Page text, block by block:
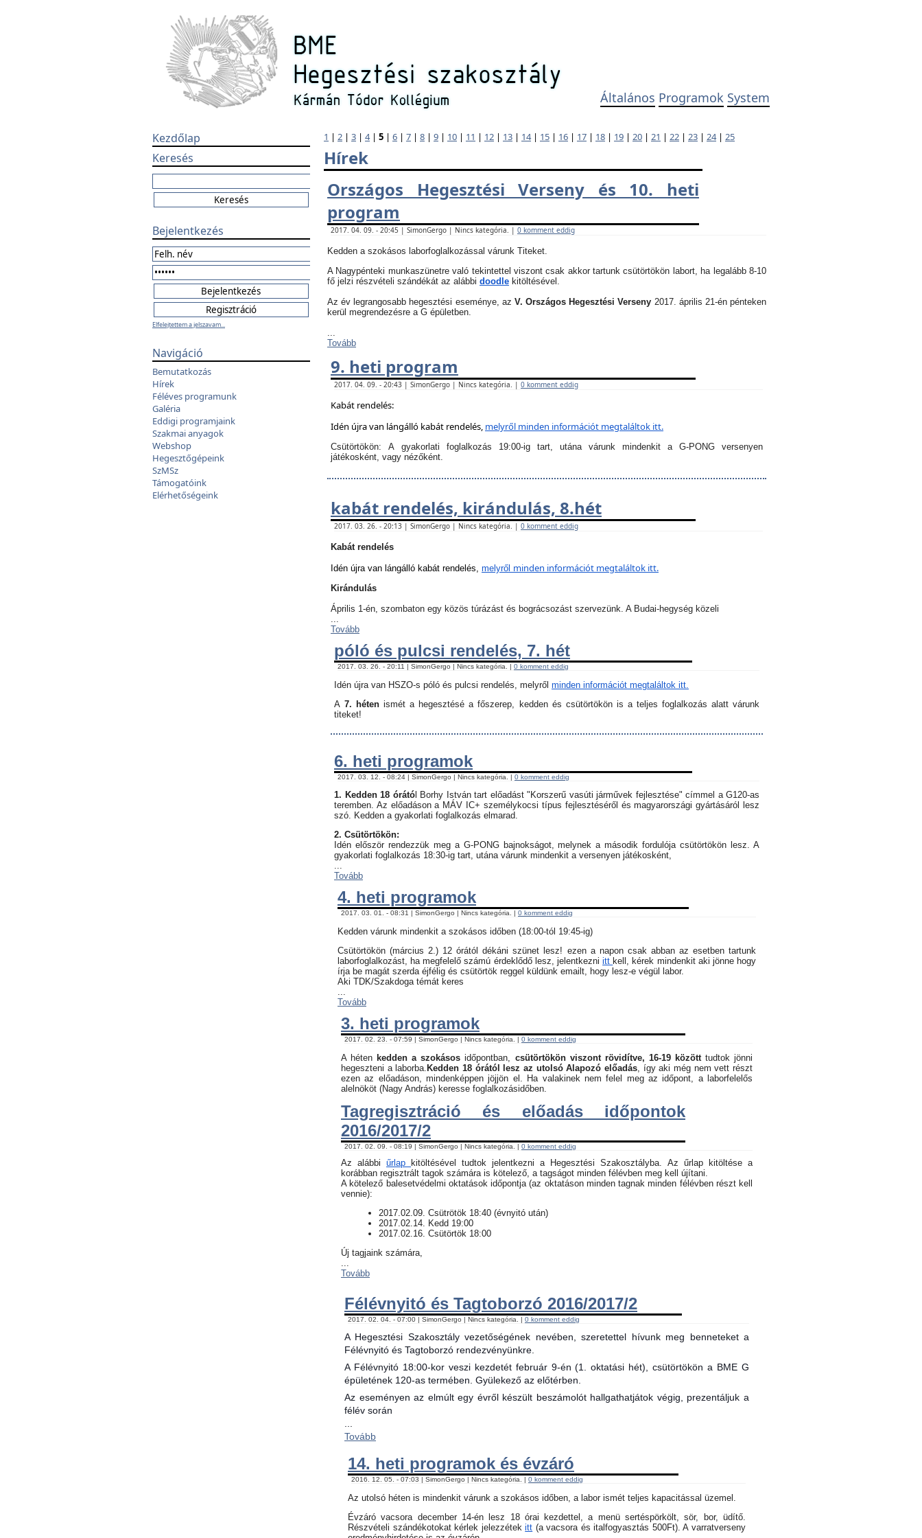
Általános Programok System
Kezdőlap
Keresés
Bejelentkezés
Elfelejtettem a jelszavam...
Navigáció
Bemutatkozás
Hírek
Féléves programunk
Galéria
Eddigi programjaink
Szakmai anyagok
Webshop
Hegesztőgépeink
SzMSz
Támogatóink
Elérhetőségeink
1 | 2 | 3 | 4| 5 | 6 | 7 | 8 | 9 | 10 | 11 | 12 | 13 | 14| 15 | 16 | 17 | 18 | 19 | 20 | 21 | 22 | 23 | 24| 25
Hírek
Országos Hegesztési Verseny és 10. heti
program
2017. 04. 09. - 20:45 | SimonGergo | Nincs kategória. | 0 komment eddig
Kedden a szokásos laborfoglalkozással várunk Titeket.
A Nagypénteki munkaszünetre való tekintettel viszont csak akkor tartunk csütörtökön labort, ha legalább 8-10
fő jelzi részvételi szándékát az alábbi doodle kitöltésével.
Az év legrangosabb hegesztési eseménye, az V. Országos Hegesztési Verseny 2017. április 21-én pénteken
kerül megrendezésre a G épületben.
...
Tovább
9. heti program
2017. 04. 09. - 20:43 | SimonGergo | Nincs kategória. | 0 komment eddig
Kabát rendelés:
Idén újra van lángálló kabát rendelés, melyről minden információt megtaláltok itt.
Csütörtökön: A gyakorlati foglalkozás 19:00-ig tart, utána várunk mindenkit a G-PONG versenyen
játékosként, vagy nézőként.
kabát rendelés, kirándulás, 8.hét
2017. 03. 26. - 20:13 | SimonGergo | Nincs kategória. | 0 komment eddig
Kabát rendelés
Idén újra van lángálló kabát rendelés, melyről minden információt megtaláltok itt.
Kirándulás
Április 1-én, szombaton egy közös túrázást és bográcsozást szervezünk. A Budai-hegység közeli
...
Tovább
póló és pulcsi rendelés, 7. hét
2017. 03. 26. - 20:11 | SimonGergo | Nincs kategória. | 0 komment eddig
Idén újra van HSZO-s póló és pulcsi rendelés, melyről minden információt megtaláltok itt.
A7. hétenismét a hegesztésé a főszerep, kedden és csütörtökön is a teljes foglalkozás alatt várunk
titeket!
6. heti programok
2017. 03. 12. - 08:24 | SimonGergo | Nincs kategória. | 0 komment eddig
1. Kedden 18 órától Borhy István tart előadást "Korszerű vasúti járművek fejlesztése" címmel a G120-as
teremben. Az előadáson a MÁV IC+ személykocsi típus fejlesztéséről és magyarországi gyártásáról lesz
szó. Kedden a gyakorlati foglalkozás elmarad.
2. Csütörtökön:
Idén először rendezzük meg a G-PONG bajnokságot, melynek a második fordulója csütörtökön lesz. A
gyakorlati foglalkozás 18:30-ig tart, utána várunk mindenkit a versenyen játékosként,
...
Tovább
4. heti programok
2017. 03. 01. - 08:31 | SimonGergo | Nincs kategória. | 0 komment eddig
Kedden várunk mindenkit a szokásos időben (18:00-tól 19:45-ig)
Csütörtökön (március 2.) 12 órától dékáni szünet lesz! ezen a napon csak abban az esetben tartunk
laborfoglalkozást, ha megfelelő számú érdeklődő lesz, jelentkezniitt kell, kérek mindenkit aki jönne hogy
írja be magát szerda éjfélig és csütörtök reggel küldünk emailt, hogy lesz-e végül labor.
Aki TDK/Szakdoga témát keres
Tovább
3. heti programok
2017. 02. 23. - 07:59 | SimonGergo | Nincs kategória. | 0 komment eddig
A héten kedden a szokásos időpontban, csütörtökön viszont rövidítve, 16-19 között tudtok jönni
hegeszteni a laborba.Kedden 18 órától lesz az utolsó Alapozó előadás , így aki még nem vett részt
ezen az előadáson, mindenképpen jöjjön el. Ha valakinek nem felel meg az időpont, a laborfelelős
alelnököt (Nagy András) keresse foglalkozásidőben.
Tagregisztráció és előadás időpontok
2016/2017/2
2017. 02. 09. - 08:19 | SimonGergo | Nincs kategória. | 0 komment eddig
Az alábbi űrlap
kitöltésével tudtok jelentkezni a Hegesztési Szakosztályba. Az űrlap kitöltése a
korábban regisztrált tagok számára is kötelező, a tagságot minden félévben meg kell újítani.
​A kötelező balesetvédelmi oktatások időpontja (az oktatáson minden tagnak minden félévben részt kell
vennie):
​2017.02.09. Csütrötök 18:40 (évnyitó után)
2017.02.14. Kedd 19:00
2017.02.16. Csütörtök 18:00
Új tagjaink számára,
...
Tovább
Félévnyitó és Tagtoborzó 2016/2017/2
2017. 02. 04. - 07:00 | SimonGergo | Nincs kategória. | 0 komment eddig
A Hegesztési Szakosztály vezetőségének nevében, szeretettel hívunk meg benneteket a
Félévnyitó és Tagtoborzó rendezvényünkre.
A Félévnyitó 18:00-kor veszi kezdetét február 9-én (1. oktatási hét), csütörtökön a BME G
épületének 120-as termében. Gyülekező az előtérben.
Az eseményen az elmúlt egy évről készült beszámolót hallgathatjátok végig, prezentáljuk a
félév során
...
Tovább
14. heti programok és évzáró
2016. 12. 05. - 07:03 | SimonGergo | Nincs kategória. | 0 komment eddig
Az utolsó héten is mindenkit várunk a szokásos időben, a labor ismét teljes kapacitással üzemel.
Évzáró vacsora december 14-én lesz 18 órai kezdettel, a menü sertéspörkölt, sör, bor, üdítő.
Részvételi szándékotokat kérlek jelezzétekitt (a vacsora és italfogyasztás 500Ft). A varratverseny